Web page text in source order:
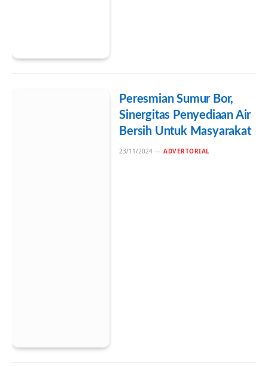
Peresmian Sumur Bor,
Sinergitas Penyediaan Air
Bersih Untuk Masyarakat
23/11/2024 ADVERTORIAL